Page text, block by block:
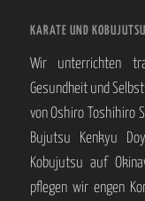
KARATE UND
Wir unterrichten
Gesundheit und
von Oshiro Toshihiro
Bujutsu Kenkyu
Kobujutsu auf
pflegen wir engen